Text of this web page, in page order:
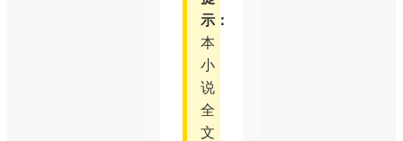
示：
本
小
说
全
文